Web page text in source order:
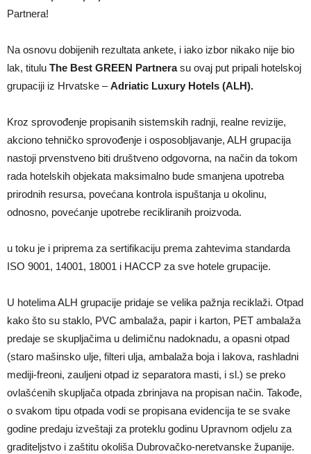
Partnera!
Na osnovu dobijenih rezultata ankete, i iako izbor nikako nije bio
lak, titulu The Best GREEN Partnerasu ovaj put pripali hotelskoj
grupaciji iz Hrvatske –Adriatic Luxury Hotels (ALH).
Kroz sprovođenje propisanih sistemskih radnji, realne revizije,
akciono tehničko sprovođenje i osposobljavanje, ALH grupacija
nastoji prvenstveno biti društveno odgovorna, na način da tokom
rada hotelskih objekata maksimalno bude smanjena upotreba
prirodnih resursa, povećana kontrola ispuštanja u okolinu,
odnosno, povećanje upotrebe recikliranih proizvoda.
u toku je i priprema za sertifikaciju prema zahtevima standarda
ISO 9001, 14001, 18001 i HACCP za sve hotele grupacije.
U hotelima ALH grupacije pridaje se velika pažnja reciklaži. Otpad
kako što su staklo, PVC ambalaža, papir i karton, PET ambalaža
predaje se skupljačima u delimičnu nadoknadu, a opasni otpad
(staro mašinsko ulje, filteri ulja, ambalaža boja i lakova, rashladni
mediji-freoni, zauljeni otpad iz separatora masti, i sl.) se preko
ovlašćenih skupljača otpada zbrinjava na propisan način. Takođe,
o svakom tipu otpada vodi se propisana evidencija te se svake
godine predaju izveštaji za proteklu godinu Upravnom odjelu za
graditeljstvo i zaštitu okoliša Dubrovačko-neretvanske županije.